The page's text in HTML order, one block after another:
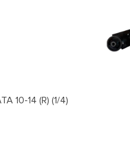
10-14 (R) (1/4)